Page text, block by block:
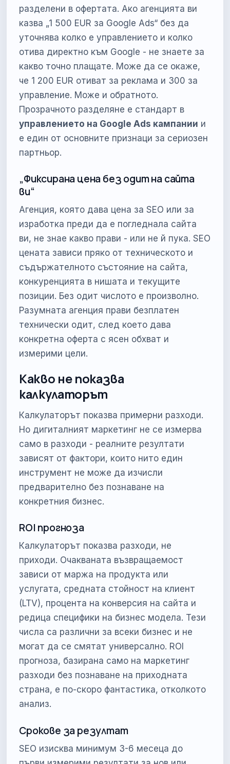
разделени в офертата. Ако агенцията ви
казва „1 500 EUR за Google Ads“ без да
уточнява колко е управлението и колко
отива директно към Google - не знаете за
какво точно плащате. Може да се окаже,
че 1 200 EUR отиват за реклама и 300 за
управление. Може и обратното.
Прозрачното разделяне е стандарт в
управлението на Google Ads кампании и
е един от основните признаци за сериозен
партньор.
„Фиксирана цена без одит на сайта
ви“
Агенция, която дава цена за SEO или за
изработка преди да е погледнала сайта
ви, не знае какво прави - или не й пука. SEO
цената зависи пряко от техническото и
съдържателното състояние на сайта,
конкуренцията в нишата и текущите
позиции. Без одит числото е произволно.
Разумната агенция прави безплатен
технически одит, след което дава
конкретна оферта с ясен обхват и
измерими цели.
Какво не показва
калкулаторът
Калкулаторът показва примерни разходи.
Но дигиталният маркетинг не се измерва
само в разходи - реалните резултати
зависят от фактори, които нито един
инструмент не може да изчисли
предварително без познаване на
конкретния бизнес.
ROI прогноза
Калкулаторът показва разходи, не
приходи. Очакваната възвращаемост
зависи от маржа на продукта или
услугата, средната стойност на клиент
(LTV), процента на конверсия на сайта и
редица специфики на бизнес модела. Тези
числа са различни за всеки бизнес и не
могат да се смятат универсално. ROI
прогноза, базирана само на маркетинг
разходи без познаване на приходната
страна, е по-скоро фантастика, отколкото
анализ.
Срокове за резултат
SEO изисква минимум 3-6 месеца до